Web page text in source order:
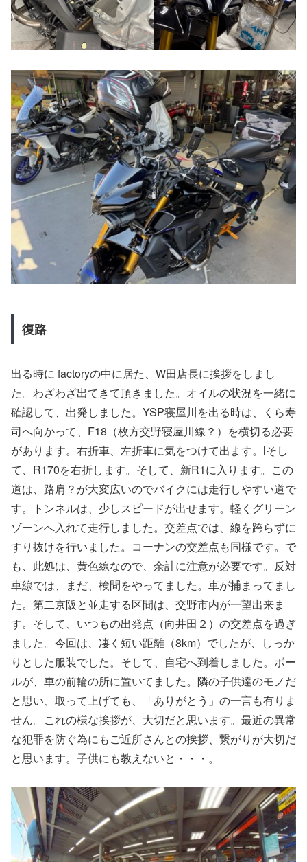
復路
出る時に factoryの中に居た、W田店長に挨拶をしまし
た。わざわざ出てきて頂きました。オイルの状況を一緒に
確認して、出発しました。YSP寝屋川を出る時は、くら寿
司へ向かって、F18（枚方交野寝屋川線？）を横切る必要
があります。右折車、左折車に気をつけて出ます。lそし
て、R170を右折します。そして、新R1に入ります。この
道は、路肩？が大変広いのでバイクには走行しやすい道で
す。トンネルは、少しスピードが出せます。軽くグリーン
ゾーンへ入れて走行しました。交差点では、線を跨らずに
すり抜けを行いました。コーナンの交差点も同様です。で
も、此処は、黄色線なので、余計に注意が必要です。反対
車線では、まだ、検問をやってました。車が捕まってまし
た。第二京阪と並走する区間は、交野市内が一望出来ま
す。そして、いつもの出発点（向井田２）の交差点を過ぎ
ました。今回は、凄く短い距離（8km）でしたが、しっか
りとした服装でした。そして、自宅へ到着しました。ボー
ルが、車の前輪の所に置いてました。隣の子供達のモノだ
と思い、取って上げても、「ありがとう」の一言も有りま
せん。これの様な挨拶が、大切だと思います。最近の異常
な犯罪を防ぐ為にもご近所さんとの挨拶、繋がりが大切だ
と思います。子供にも教えないと・・・。